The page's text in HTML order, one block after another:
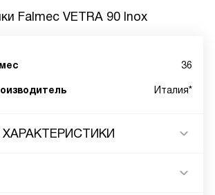
Falmec VETRA 90 Inox
36
Италия*